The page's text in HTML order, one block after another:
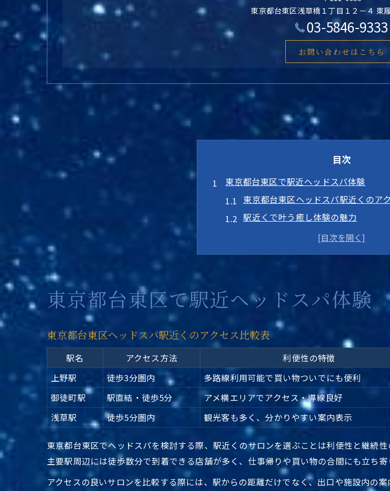
東京都台東区浅草橋１丁目１２－４ 東
03-5846-9333
お問い合わせはこちら
目次
東京都台東区で駅近ヘッドスパ体験
東京都台東区ヘッドスパ駅近くのア
駅近くで叶う癒し体験の魅力
東京都台東区ヘッドスパ駅近く利用
リラクゼーション重視なら駅近サロ
頭皮と髪を癒すマッサージの魅力
頭皮ケアと髪質改善の違い早見表
マッサージで感じるリラクゼーショ
東京都台東区ヘッドスパ駅近くで体
髪の悩みを和らげるマッサージ術
東京都台東区ヘッドスパ駅近くの利
駅近くで叶う台東区ヘッドスパの効果
東京都台東区ヘッドスパ駅近く効果一
頭皮環境改善に役立つ施術内容
駅近く利用で得られる髪質アップ
東京都台東区ヘッドスパ駅近くのリ
短時間でも感じる癒しの変化
東京都台東区で駅近ヘッドスパ体験
東京都台東区ヘッドスパ駅近くのアクセス比較表
駅名 アクセス方法 利便性の特徴
上野駅
徒歩3分圏内 多路線利用可能で買い物ついでにも便利
御徒町駅
駅直結・徒歩5分 アメ横エリアでアクセス・導線良好
浅草駅
徒歩5分圏内 観光客も多く、分かりやすい案内表示
東京都台東区でヘッドスパを検討する際、駅近くのサロンを選ぶことは利便性と継続
主要駅周辺には徒歩数分で到着できる店舗が多く、仕事帰りや買い物の合間にも立ち寄
アクセスの良いサロンを比較する際には、駅からの距離だけでなく、出口や施設内の